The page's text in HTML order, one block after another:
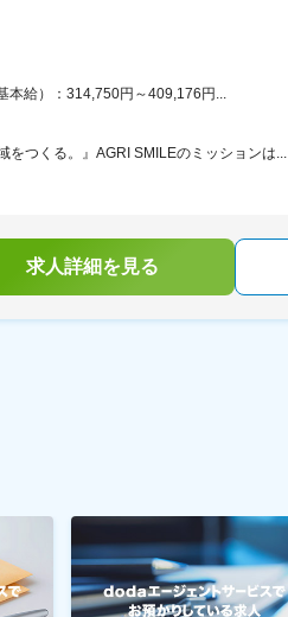
本給）：314,750円～409,176円...
をつくる。』AGRI SMILEのミッションは...
求人詳細を見る